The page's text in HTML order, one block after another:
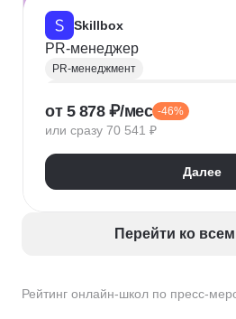
Рейтинг онлайн-школ по пресс-
Skillbox
PR-менеджер
PR-менеджмент
Медиапланирование
Google Таблицы
Анализ конкурентного окружения
Google Docs
Написание пресс-
от 5 878 ₽/мес -46%
или сразу 70 541 ₽
Далее
Перейти ко